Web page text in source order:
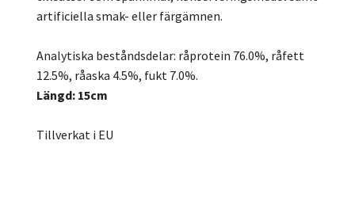
artificiella smak- eller färgämnen.
Analytiska beståndsdelar: råprotein 76.0%, råfett
12.5%, råaska 4.5%, fukt 7.0%.
Längd: 15cm
Tillverkat i EU